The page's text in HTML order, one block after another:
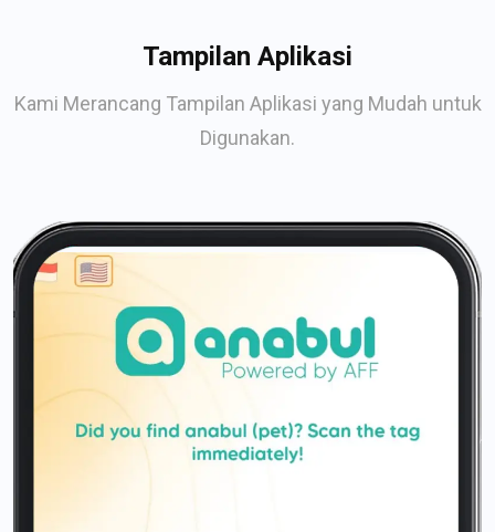
Tampilan Aplikasi
Kami Merancang Tampilan Aplikasi yang Mudah untuk
Digunakan.